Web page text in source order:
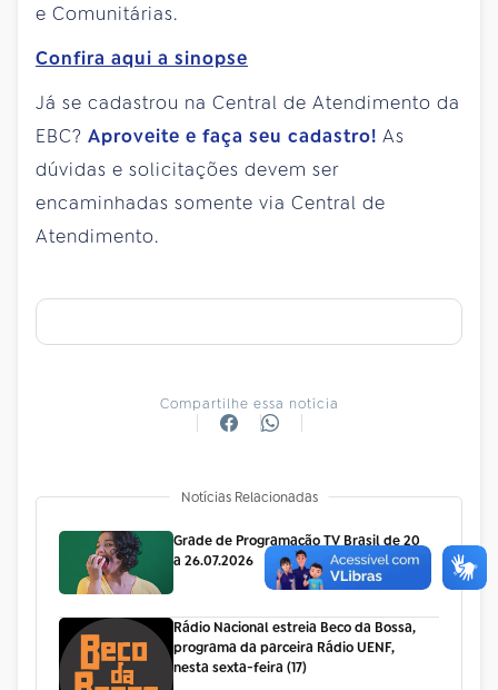
e Comunitárias.
Confira aqui a sinopse
Já se cadastrou na Central de Atendimento da
EBC? Aproveite e faça seu cadastro! As
dúvidas e solicitações devem ser
encaminhadas somente via Central de
Atendimento.
Compartilhe essa notícia
Notícias Relacionadas
Grade de Programação TV Brasil de 20
a 26.07.2026
Rádio Nacional estreia Beco da Bossa,
programa da parceira Rádio UENF,
nesta sexta-feira (17)